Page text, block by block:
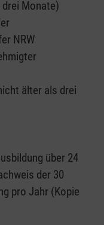
Monate)
NRW
älter als drei
über 24
der 30
pro Jahr (Kopie